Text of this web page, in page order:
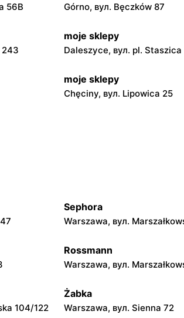
56B Górno, вул. Bęczków 87
243
moje sklepy
Daleszyce, вул. pl.
moje sklepy
Chęciny, вул. Lipowica 25
moje sklepy
Tczew, вул. Franciszka
moje sklepy
Opole, вул. Grudzicka 45
Sephora
Warszawa, вул.
Rossmann
Warszawa, вул.
104/122
Żabka
Warszawa, вул. Sienna 72